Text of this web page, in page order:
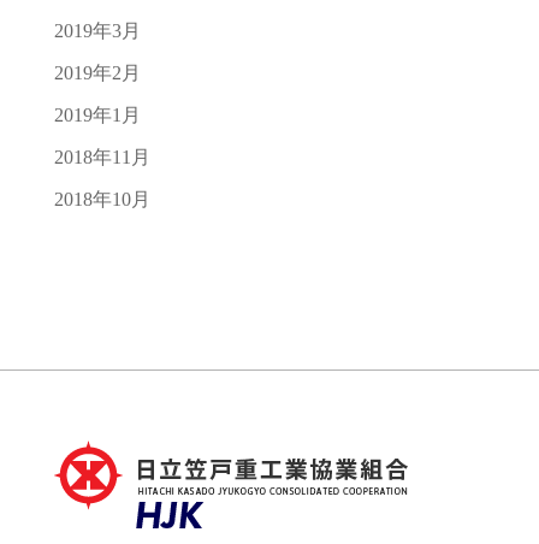
2019年3月
2019年2月
2019年1月
2018年11月
2018年10月